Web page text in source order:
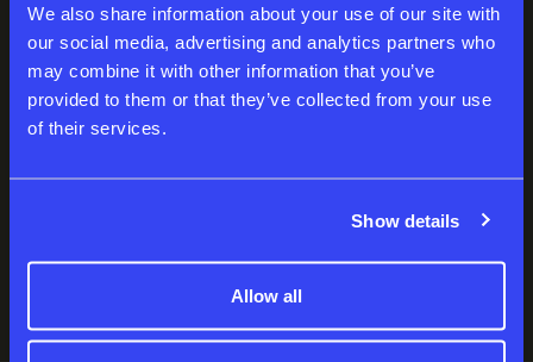
We also share information about your use of our site with
our social media, advertising and analytics partners who
may combine it with other information that you’ve
provided to them or that they’ve collected from your use
of their services.
Show details
Allow all
كلمة المرور
لست عضوا بعد؟ إنشاء حساب